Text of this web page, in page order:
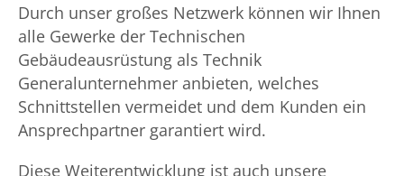
Durch unser großes Netzwerk können wir Ihnen
alle Gewerke der Technischen
Gebäudeausrüstung als Technik
Generalunternehmer anbieten, welches
Schnittstellen vermeidet und dem Kunden ein
Ansprechpartner garantiert wird.
Diese Weiterentwicklung ist auch unsere